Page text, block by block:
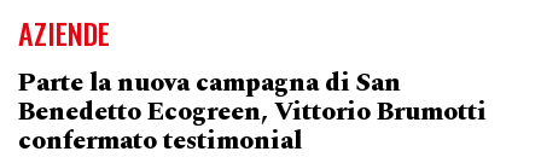
AZIENDE
Parte la nuova campagna di San
Benedetto Ecogreen, Vittorio Brumotti
confermato testimonial